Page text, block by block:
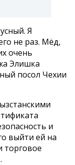
Я
не раз. Мёд,
очень
Элишка
посол Чехии
и
выйти ей на
торговое